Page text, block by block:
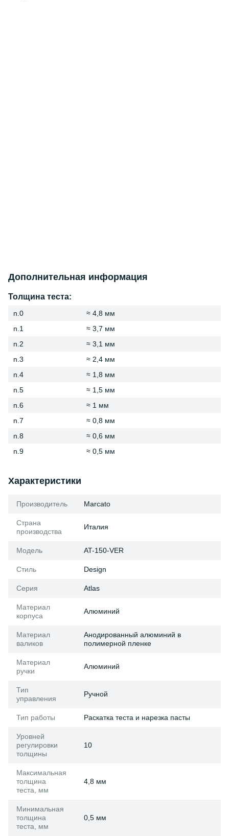
Дополнительная информация
Толщина теста:
n.0
≈ 4,8 мм
n.1
≈ 3,7 мм
n.2
≈ 3,1 мм
n.3
≈ 2,4 мм
n.4
≈ 1,8 мм
n.5
≈ 1,5 мм
n.6
≈ 1 мм
n.7
≈ 0,8 мм
n.8
≈ 0,6 мм
n.9
≈ 0,5 мм
Характеристики
Производитель Marcato
Страна
производства
Италия
Модель AT-150-VER
Стиль Design
Серия Atlas
Материал
корпуса
Алюминий
Материал
валиков
Анодированный алюминий в
полимерной пленке
Материал
ручки
Алюминий
Тип
управления
Ручной
Тип работы Раскатка теста и нарезка пасты
Уровней
регулировки
толщины
10
Максимальная
толщина
теста, мм
4,8 мм
Минимальная
толщина
теста, мм
0,5 мм